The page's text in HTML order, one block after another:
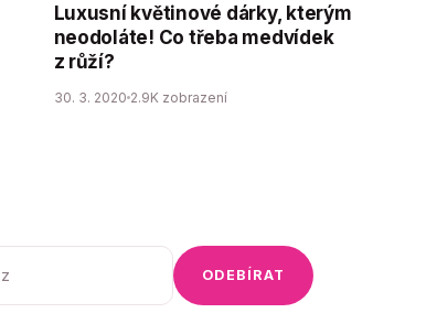
Luxusní květinové dárky, kterým
neodoláte! Co třeba medvídek
z růží?
30. 3. 2020 2.9K zobrazení
ODEBÍRAT